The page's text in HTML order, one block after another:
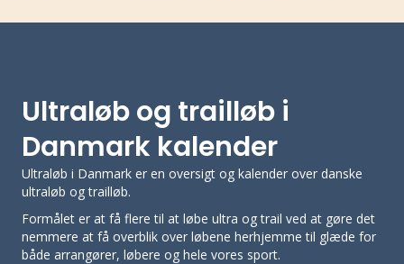
Ultraløb og trailløb i
Danmark kalender
Ultraløb i Danmark er en oversigt og kalender over danske
ultraløb og trailløb.
Formålet er at få flere til at løbe ultra og trail ved at gøre det
nemmere at få overblik over løbene herhjemme til glæde for
både arrangører, løbere og hele vores sport.